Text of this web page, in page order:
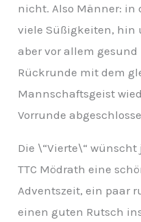
nicht. Also Männer: in
viele Süßigkeiten, hin
aber vor allem
Rückrunde mit dem
Mannschaftsgeist
Vorrunde
Die \“Vierte\“
TTC Mödrath eine
Adventszeit, ein paar
einen guten Rutsch